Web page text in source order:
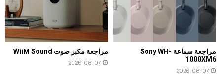
مراجعة سماعة Sony WH-
1000XM6
2026-08-07
مراجعة مكبر صوت WiiM Sound
2026-08-07